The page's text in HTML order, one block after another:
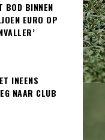
BOD BINNEN
EURO OP
INEENS
NAAR CLUB